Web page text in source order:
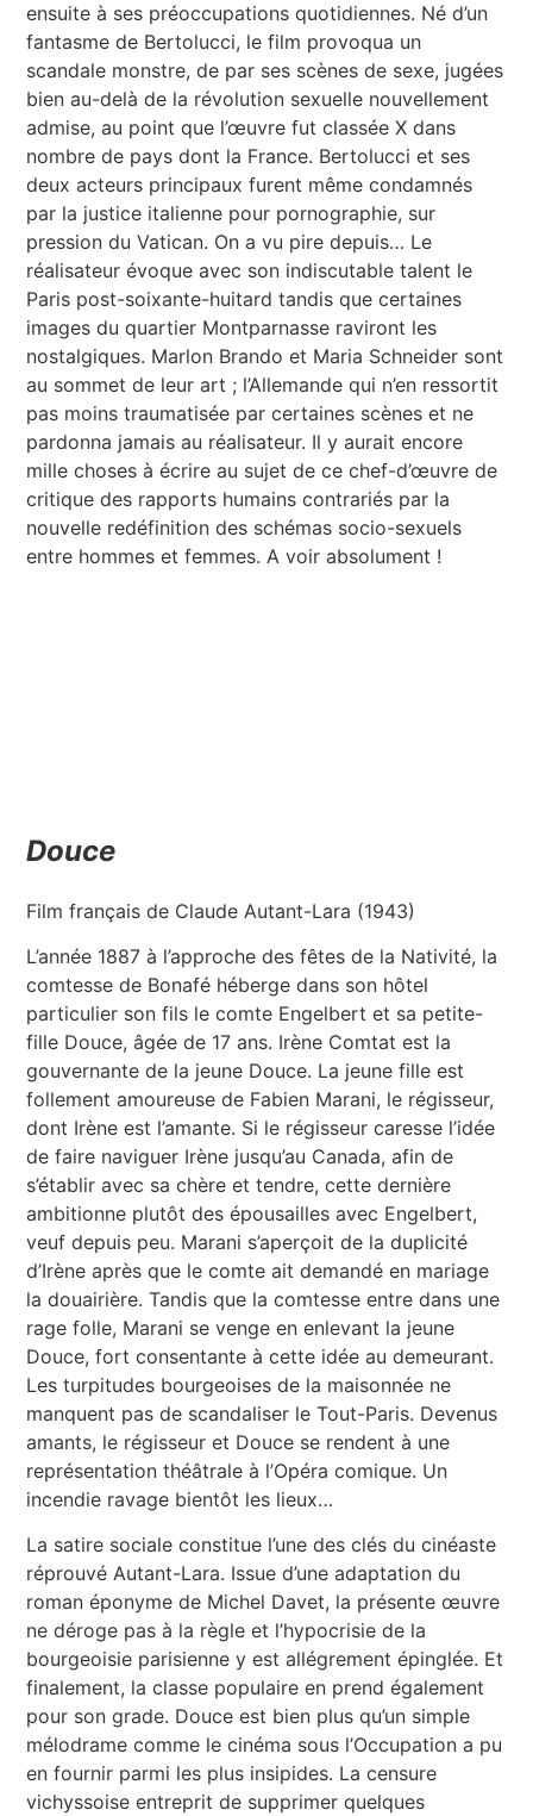
ensuite à ses préoccupations quotidiennes. Né d’un
fantasme de Bertolucci, le film provoqua un
scandale monstre, de par ses scènes de sexe, jugées
bien au-delà de la révolution sexuelle nouvellement
admise, au point que l’œuvre fut classée X dans
nombre de pays dont la France. Bertolucci et ses
deux acteurs principaux furent même condamnés
par la justice italienne pour pornographie, sur
pression du Vatican. On a vu pire depuis… Le
réalisateur évoque avec son indiscutable talent le
Paris post-soixante-huitard tandis que certaines
images du quartier Montparnasse raviront les
nostalgiques. Marlon Brando et Maria Schneider sont
au sommet de leur art ; l’Allemande qui n’en ressortit
pas moins traumatisée par certaines scènes et ne
pardonna jamais au réalisateur. Il y aurait encore
mille choses à écrire au sujet de ce chef-d’œuvre de
critique des rapports humains contrariés par la
nouvelle redéfinition des schémas socio-sexuels
entre hommes et femmes. A voir absolument !
Douce
Film français de Claude Autant-Lara (1943)
L’année 1887 à l’approche des fêtes de la Nativité, la
comtesse de Bonafé héberge dans son hôtel
particulier son fils le comte Engelbert et sa petite-
fille Douce, âgée de 17 ans. Irène Comtat est la
gouvernante de la jeune Douce. La jeune fille est
follement amoureuse de Fabien Marani, le régisseur,
dont Irène est l’amante. Si le régisseur caresse l’idée
de faire naviguer Irène jusqu’au Canada, afin de
s’établir avec sa chère et tendre, cette dernière
ambitionne plutôt des épousailles avec Engelbert,
veuf depuis peu. Marani s’aperçoit de la duplicité
d’Irène après que le comte ait demandé en mariage
la douairière. Tandis que la comtesse entre dans une
rage folle, Marani se venge en enlevant la jeune
Douce, fort consentante à cette idée au demeurant.
Les turpitudes bourgeoises de la maisonnée ne
manquent pas de scandaliser le Tout-Paris. Devenus
amants, le régisseur et Douce se rendent à une
représentation théâtrale à l’Opéra comique. Un
incendie ravage bientôt les lieux…
La satire sociale constitue l’une des clés du cinéaste
réprouvé Autant-Lara. Issue d’une adaptation du
roman éponyme de Michel Davet, la présente œuvre
ne déroge pas à la règle et l’hypocrisie de la
bourgeoisie parisienne y est allégrement épinglée. Et
finalement, la classe populaire en prend également
pour son grade. Douce est bien plus qu’un simple
mélodrame comme le cinéma sous l’Occupation a pu
en fournir parmi les plus insipides. La censure
vichyssoise entreprit de supprimer quelques